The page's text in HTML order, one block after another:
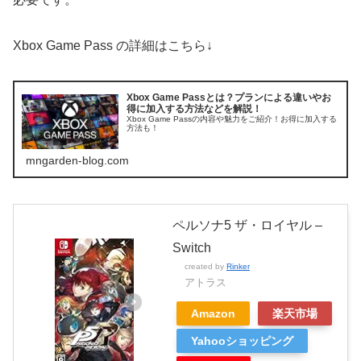
Xbox Game Pass の詳細はこちら↓
Xbox Game Passとは？プランによる違いやお
得に加入する方法などを解説！
Xbox Game Passの内容や魅力をご紹介！お得に加入する
方法も！
mngarden-blog.com
ペルソナ5 ザ・ロイヤル –
Switch
created by Rinker
アトラス
Amazon 楽天市場
Yahooショッピング